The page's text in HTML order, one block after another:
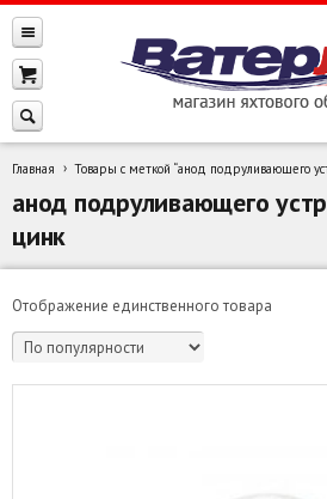
Главная Товары с меткой “анод подруливающего
анод подруливающего
цинк
Отображение единственного товара